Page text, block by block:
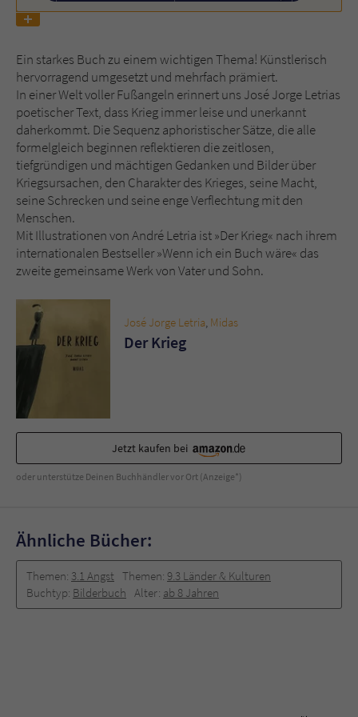
Ein starkes Buch zu einem wichtigen Thema! Künstlerisch
hervorragend umgesetzt und mehrfach prämiert.
In einer Welt voller Fußangeln erinnert uns José Jorge Letrias
poetischer Text, dass Krieg immer leise und unerkannt
daherkommt. Die Sequenz aphoristischer Sätze, die alle
formelgleich beginnen reflektieren die zeitlosen,
tiefgründigen und mächtigen Gedanken und Bilder über
Kriegsursachen, den Charakter des Krieges, seine Macht,
seine Schrecken und seine enge Verflechtung mit den
Menschen.
Mit Illustrationen von André Letria ist »Der Krieg« nach ihrem
internationalen Bestseller »Wenn ich ein Buch wäre« das
zweite gemeinsame Werk von Vater und Sohn.
José Jorge Letria, Midas
Der Krieg
Jetzt kaufen bei
oder unterstütze Deinen Buchhändler vor Ort (Anzeige*)
Ähnliche Bücher:
Themen: 3.1 Angst Themen: 9.3 Länder & Kulturen
Buchtyp: Bilderbuch Alter: ab 8 Jahren
Anbieter Literatur-Couch Medien GmbH & Co. KG
Laufzeit 1 Jahr
Zweck Cookie für Kommentare einzelner Buchtitel
Name fe_typo_user
Anbieter Literatur-Couch Medien GmbH & Co. KG
Laufzeit Session
Zweck
Kommunikation der Webseite mit dem
Benutzer. Es wird benötigt um z. B. den